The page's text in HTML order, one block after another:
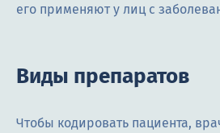
его применяют у лиц с
Виды препаратов
Чтобы кодировать пациента,